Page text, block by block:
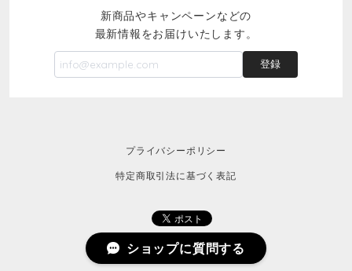
新商品やキャンペーンなどの
最新情報をお届けいたします。
登録
プライバシーポリシー
特定商取引法に基づく表記
© 125naroom
ショップに質問する